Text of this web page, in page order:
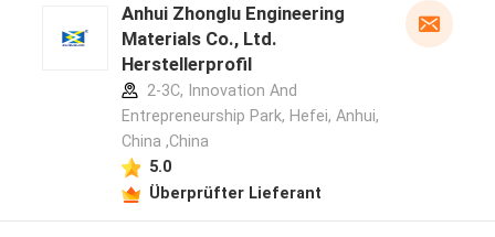
Anhui Zhonglu Engineering
Materials Co., Ltd.
Herstellerprofil
2-3C, Innovation And
Entrepreneurship Park, Hefei, Anhui,
China ,China
5.0
Überprüfter Lieferant